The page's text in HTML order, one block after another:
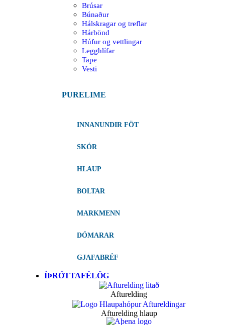
Brúsar
Búnaður
Hálskragar og treflar
Hárbönd
Húfur og vettlingar
Legghlífar
Tape
Vesti
PURELIME
INNANUNDIR FÖT
SKÓR
HLAUP
BOLTAR
MARKMENN
DÓMARAR
GJAFABRÉF
ÍÞRÓTTAFÉLÖG
Afturelding
Afturelding hlaup